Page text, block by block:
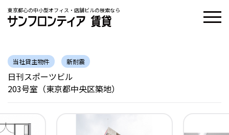
東京都心の中小型オフィス・店舗ビルの検索なら
当社貸主物件 新耐震
日刊スポーツビル
203号室（東京都中央区築地）